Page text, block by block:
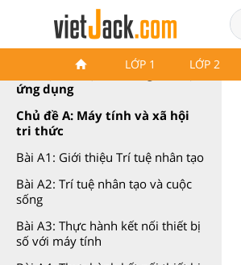
LỚP 1 LỚP 2
Tin học 12 Chân trời sáng tạo
Giải sgk Tin 12 Chân trời sáng tạo
Tin học 12 Định hướng Tin học
ứng dụng
Chủ đề A: Máy tính và xã hội
tri thức
Bài A1: Giới thiệu Trí tuệ nhân tạo
Bài A2: Trí tuệ nhân tạo và cuộc
sống
Bài A3: Thực hành kết nối thiết bị
số với máy tính